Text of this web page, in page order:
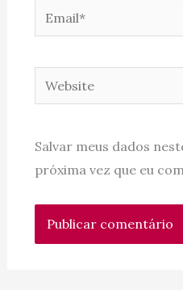
Email*
Website
Salvar meus dados
próxima vez que eu